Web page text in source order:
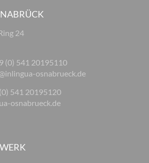
24
(0) 541 20195110
osnabrueck.de
541 20195120
osnabrueck.de